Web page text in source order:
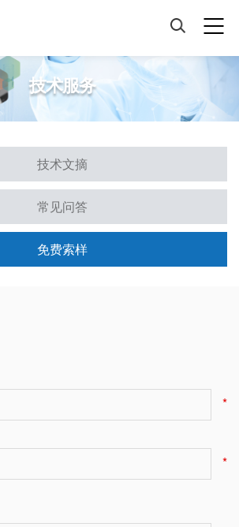
技术服务
技术文摘
常见问答
免费索样
*
*